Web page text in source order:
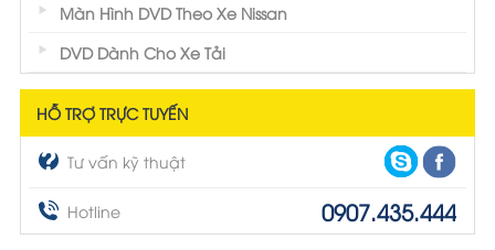
Màn Hình DVD Theo Xe Nissan
DVD Dành Cho Xe Tải
HỖ TRỢ TRỰC TUYẾN
Tư vấn kỹ thuật
Hotline 0907.435.444